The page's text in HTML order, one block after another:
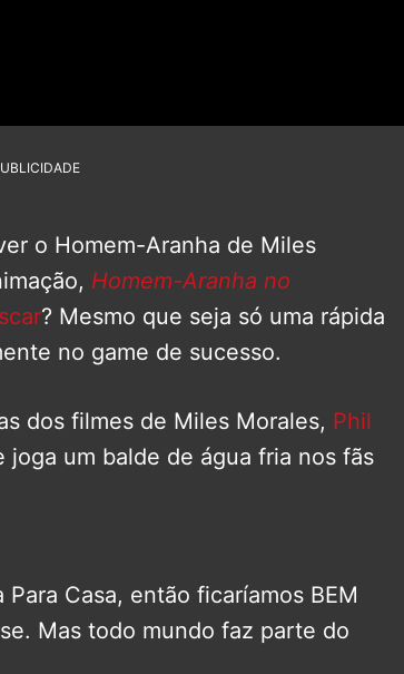
o Homem-Aranha de Miles
Homem-Aranha no
? Mesmo que seja só uma rápida
no game de sucesso.
dos filmes de Miles Morales, Phil
joga um balde de água fria nos fãs
Casa, então ficaríamos BEM
Mas todo mundo faz parte do